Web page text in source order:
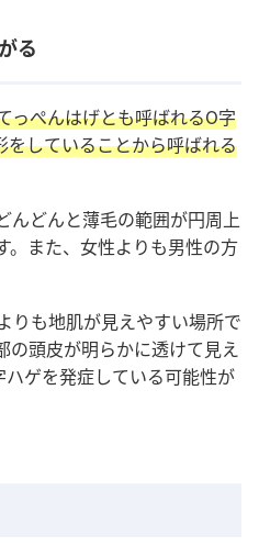
る
っぺんはげとも呼ばれるO字
していることから呼ばれる
んどんと薄毛の範囲が円周上
。また、女性よりも男性の方
りも地肌が見えやすい場所で
の頭皮が明らかに透けて見え
ゲを発症している可能性が